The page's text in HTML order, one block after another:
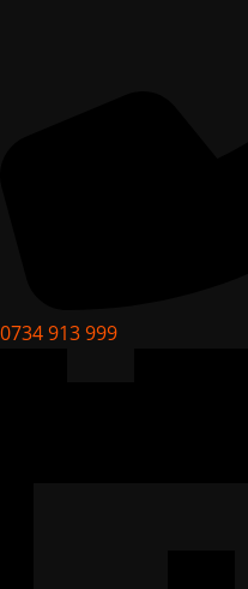
0734 913 999